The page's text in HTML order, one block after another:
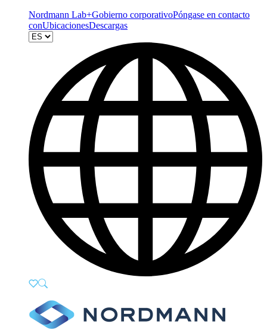
Nordmann Lab+Gobierno corporativoPóngase en contacto
conUbicacionesDescargas